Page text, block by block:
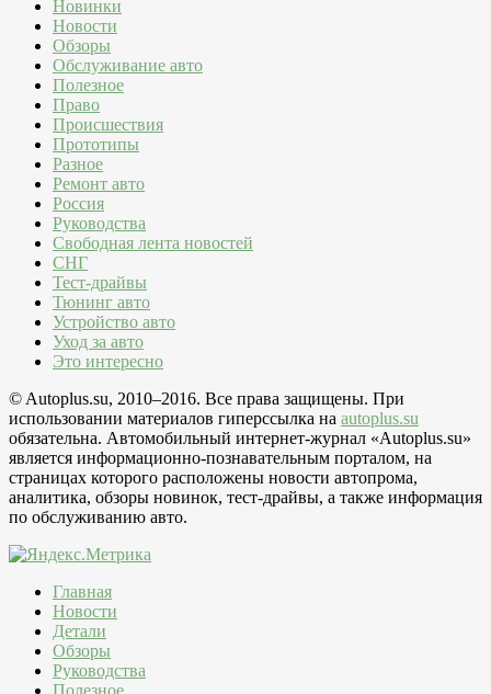
Новинки
Новости
Обзоры
Обслуживание авто
Полезное
Право
Происшествия
Прототипы
Разное
Ремонт авто
Россия
Руководства
Свободная лента новостей
СНГ
Тест-драйвы
Тюнинг авто
Устройство авто
Уход за авто
Это интересно
© Autoplus.su, 2010–2016. Все права защищены. При
использовании материалов гиперссылка на autoplus.su
обязательна. Автомобильный интернет-журнал «Autoplus.su»
является информационно-познавательным порталом, на
страницах которого расположены новости автопрома,
аналитика, обзоры новинок, тест-драйвы, а также информация
по обслуживанию авто.
Главная
Новости
Детали
Обзоры
Руководства
Полезное